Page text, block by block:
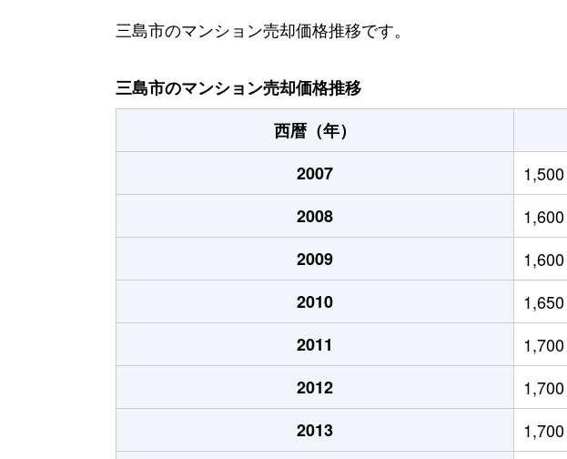
長伏
1,000万円 三島
萩
1,500万円 三島 徒歩45分
東本町
1,800万円 三島 徒歩19分
広小路町
3,400万円 三島 徒歩15分
広小路町
1,700万円 三島広小路 徒歩2分
文教町
3,000万円 三島 徒歩18分
文教町
3,400万円 三島 徒歩18分
本町
4,600万円 三島 徒歩13分
三島市のマンション売却価格推移です。
三島市のマンション売却価格推移
西暦（年）
2007
1,500
2008
1,600
2009
1,600
2010
1,650
2011
1,700
2012
1,700
2013
1,700